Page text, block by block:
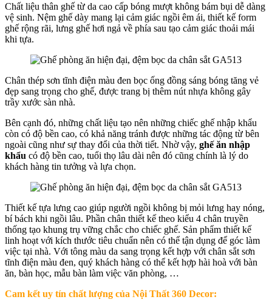
Chất liệu thân ghế từ da cao cấp bóng mượt không bám bụi dễ dàng
vệ sinh. Nệm ghế dày mang lại cảm giác ngồi êm ái, thiết kế form
ghế rộng rãi, lưng ghế hơi ngả về phía sau tạo cảm giác thoải mái
khi tựa.
Chân thép sơn tĩnh điện màu đen bọc ống đồng sáng bóng tăng vẻ
đẹp sang trọng cho ghế, được trang bị thêm nút nhựa không gây
trầy xước sàn nhà.
Bên cạnh đó, những chất liệu tạo nên những chiếc ghế nhập khẩu
còn có độ bền cao, có khả năng tránh được những tác động từ bên
ngoài cũng như sự thay đổi của thời tiết. Nhờ vậy, ghế ăn nhập
khẩu có độ bền cao, tuổi thọ lâu dài nên đó cũng chính là lý do
khách hàng tin tưởng và lựa chọn.
Thiết kế tựa lưng cao giúp người ngồi không bị mỏi lưng hay nóng,
bí bách khi ngồi lâu. Phần chân thiết kế theo kiểu 4 chân truyền
thống tạo khung trụ vững chắc cho chiếc ghế. Sản phẩm thiết kế
linh hoạt với kích thước tiêu chuẩn nên có thể tận dụng để góc làm
việc tại nhà. Với tông màu da sang trọng kết hợp với chân sắt sơn
tĩnh điện màu đen, quý khách hàng có thể kết hợp hài hoà với bàn
ăn, bàn học, mẫu bàn làm việc văn phòng, …
Cam kết uy tín chất lượng của Nội Thất 360 Decor: